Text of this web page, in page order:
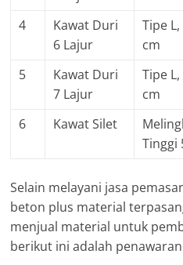
4
Kawat Duri
6 Lajur
Tipe
cm
5
Kawat Duri
7 Lajur
Tipe
cm
6
Kawat Silet
Tinggi
Selain melayani jasa
beton plus material
menjual material untuk
berikut ini adalah